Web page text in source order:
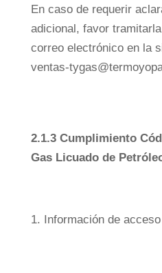
En caso de requerir
adicional, favor
correo electrónico en la
ventas-
2.1.3 Cumplimiento
Gas Licuado de
1. Información de